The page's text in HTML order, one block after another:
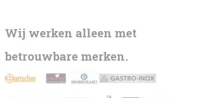
Wij werken alleen met
betrouwbare merken.